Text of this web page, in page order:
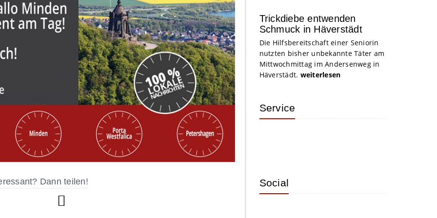
Dann teilen!
Trickdiebe entwenden
Schmuck in Häverstädt
Die Hilfsbereitschaft einer Seniorin
nutzten bisher unbekannte Täter am
Mittwochmittag im Andersenweg in
Häverstädt. weiterlesen
Service
Social